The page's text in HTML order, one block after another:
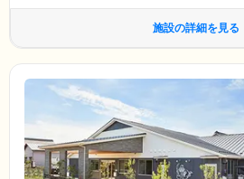
施設の詳細を見る